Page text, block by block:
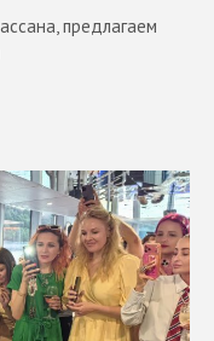
предлагаем